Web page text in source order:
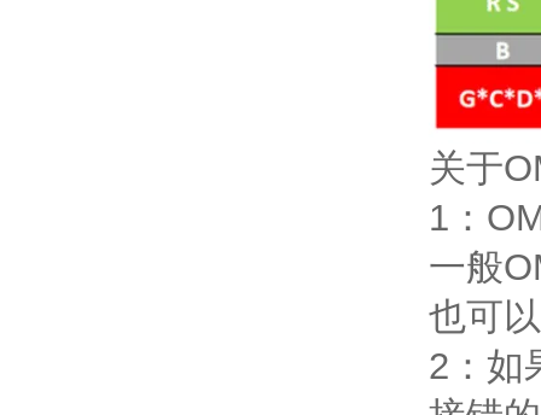
关于
1：
一般
也可
2：如